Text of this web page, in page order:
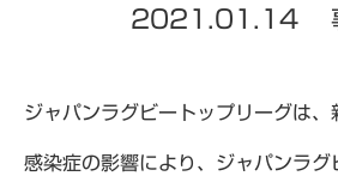
2021.01.14
ジャパンラグビートップリーグは、
感染症の影響により、ジャパンラグ